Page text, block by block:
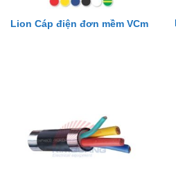
Lion Cáp điện đơn mềm VCm